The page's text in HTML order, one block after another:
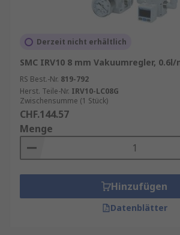
Derzeit nicht erhältlich
SMC IRV10 8 mm Vakuumregler, 0.6l/
RS Best.-Nr. 819-792
Herst. Teile-Nr. IRV10-LC08G
Zwischensumme (1 Stück)
CHF.144.57
Menge
Hinzufügen
Datenblätter